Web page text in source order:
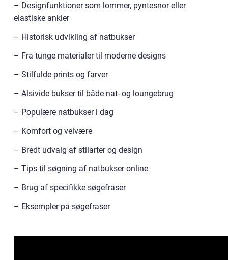
– Designfunktioner som lommer, pyntesnor eller
elastiske ankler
– Historisk udvikling af natbukser
– Fra tunge materialer til moderne designs
– Stilfulde prints og farver
– Alsivide bukser til både nat- og loungebrug
– Populære natbukser i dag
– Komfort og velvære
– Bredt udvalg af stilarter og design
– Tips til søgning af natbukser online
– Brug af specifikke søgefraser
– Eksempler på søgefraser